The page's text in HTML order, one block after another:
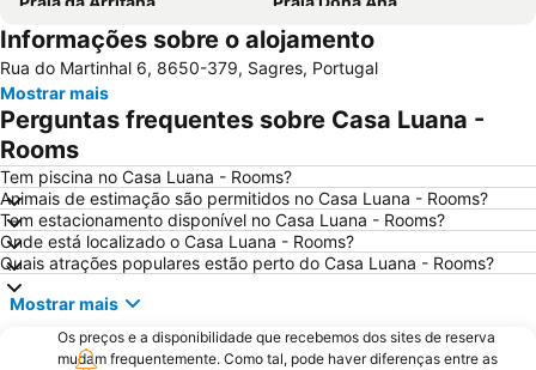
Do Alvor
Baiona Beach
Prainha
do Monte Clérigo
Praia do Burgau
Praia de Três Irmãos
Praia de Porto de Mós
Marina de Lagos
Carvoeiro
Praia da Samouqueira
Praia do Camilo
Praia das Cabanas Velhas
Salema
Senhora da Rocha Beach
dos Três Castelos
Ponta da Piedade
Praia do Martinhal
Albandeira Beach
Informações sobre o alojamento
Rua do Martinhal 6, 8650-379, Sagres, Portugal
Mostrar mais
Perguntas frequentes sobre Casa Luana -
Rooms
Tem piscina no Casa Luana - Rooms?
Animais de estimação são permitidos no Casa Luana - Rooms?
Tem estacionamento disponível no Casa Luana - Rooms?
Onde está localizado o Casa Luana - Rooms?
Quais atrações populares estão perto do Casa Luana - Rooms?
Mostrar mais
Os preços e a disponibilidade que recebemos dos sites de reserva
mudam frequentemente. Como tal, pode haver diferenças entre as